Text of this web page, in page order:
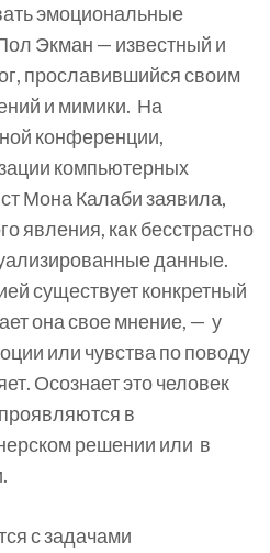
эмоциональные
Экман — известный и
прославившийся своим
и мимики. На
конференции,
компьютерных
Мона Калаби заявила,
явления, как бесстрастно
данные.
существует конкретный
она свое мнение, — у
или чувства по поводу
Осознает это человек
в
решении или в
с задачами